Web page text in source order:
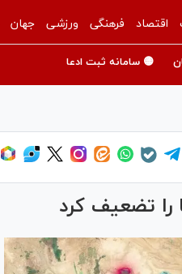
اقتصاد فرهنگی ورزشی جهان
🟡 سامانه ثبت ادعا
را تضعیف کرد